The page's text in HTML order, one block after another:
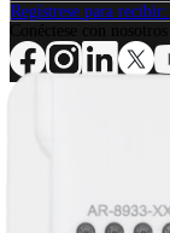
Regístrese para
RodillaCodo
Cadera